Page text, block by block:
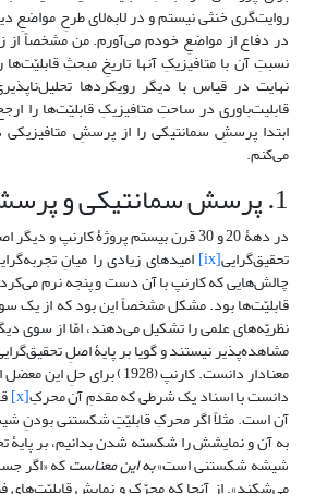
روایت‌گری خنثی نیستم و در لابه‌لای طرحِ مواضعِ
در دفاع از مواضعِ خودم می‌آورم. من مشخصاً از
نسبتِ آن با متافیزیکِ آنها تاریخِ مبحثِ
نهایت در قیاس با دیگر رویکردها
قابلیت‌باوری در ساحتِ متافیزیکِ قابلیّت‌ها را
ابتدا پرسشِ سمانتیکی را از پرسشِ متافیزیکی
می‌کنم.
1. پرسش سمانتیکی و پرسش متافیزیکی
در دهۀ 20 و 30 قرن بیستم پروژۀ کارنپ
تحقیق‌گرایی[ix] امیدهای زیادی را میانِ
چالش‌هایی که کارنپ با آن دست و پنجه نرم
قابلیّت‌ها بود. مشکل مشخصاً این بود که از یک
نظریّه‌های علمی را تشکیل می‌دهند، امّا از سوی
مشاهده‌پذیر نیستند و گویا بر پایۀ اصلِ
معنادار دانست. کارنپ (1928)
دانست با اسناد یک شرطی که مقدمِ آن محرکِ[x]
آن است. مثلاً اگر محرکِ قابلیّتِ شکستنی
به آن و نمایشش را شکسته شدن بدانیم، بر پایۀ
شیشه شکستنی است»به این معناستکه «اگر